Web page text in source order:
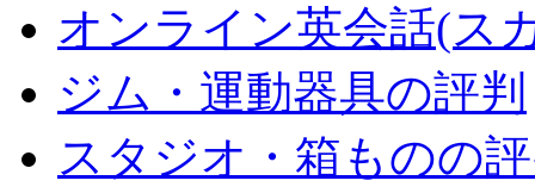
オンライン英会話(ス
ジム・運動器具の評判
スタジオ・箱ものの